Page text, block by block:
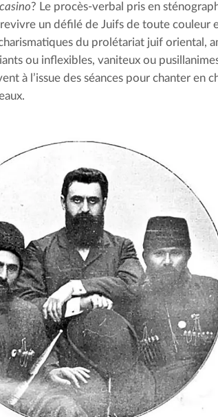
casino? Le procès-verbal pris en
un défilé de Juifs de toute couleur
du prolétariat juif oriental,
ou inflexibles, vaniteux ou
à l’issue des séances pour chanter en